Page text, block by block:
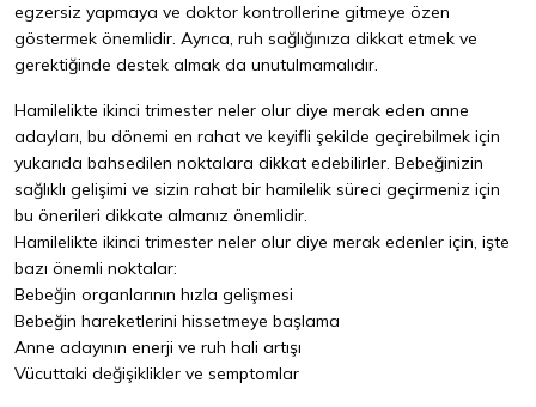
egzersiz yapmaya ve doktor kontrollerine gitmeye özen
göstermek önemlidir. Ayrıca, ruh sağlığınıza dikkat etmek ve
gerektiğinde destek almak da unutulmamalıdır.
Hamilelikte ikinci trimester neler olur diye merak eden anne
adayları, bu dönemi en rahat ve keyifli şekilde geçirebilmek için
yukarıda bahsedilen noktalara dikkat edebilirler. Bebeğinizin
sağlıklı gelişimi ve sizin rahat bir hamilelik süreci geçirmeniz için
bu önerileri dikkate almanız önemlidir.
Hamilelikte ikinci trimester neler olur diye merak edenler için, işte
bazı önemli noktalar:
Bebeğin organlarının hızla gelişmesi
Bebeğin hareketlerini hissetmeye başlama
Anne adayının enerji ve ruh hali artışı
Vücuttaki değişiklikler ve semptomlar